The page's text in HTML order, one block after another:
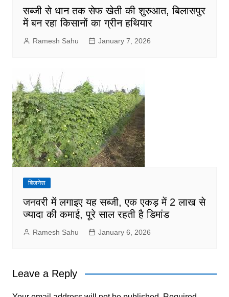
सब्जी से धान तक सेफ खेती की शुरुआत, बिलासपुर
में बन रहा किसानों का ग्रीन हथियार
Ramesh Sahu January 7, 2026
बिजनेस
जनवरी में लगाइए यह सब्जी, एक एकड़ में 2 लाख से
ज्यादा की कमाई, पूरे साल रहती है डिमांड
Ramesh Sahu January 6, 2026
Leave a Reply